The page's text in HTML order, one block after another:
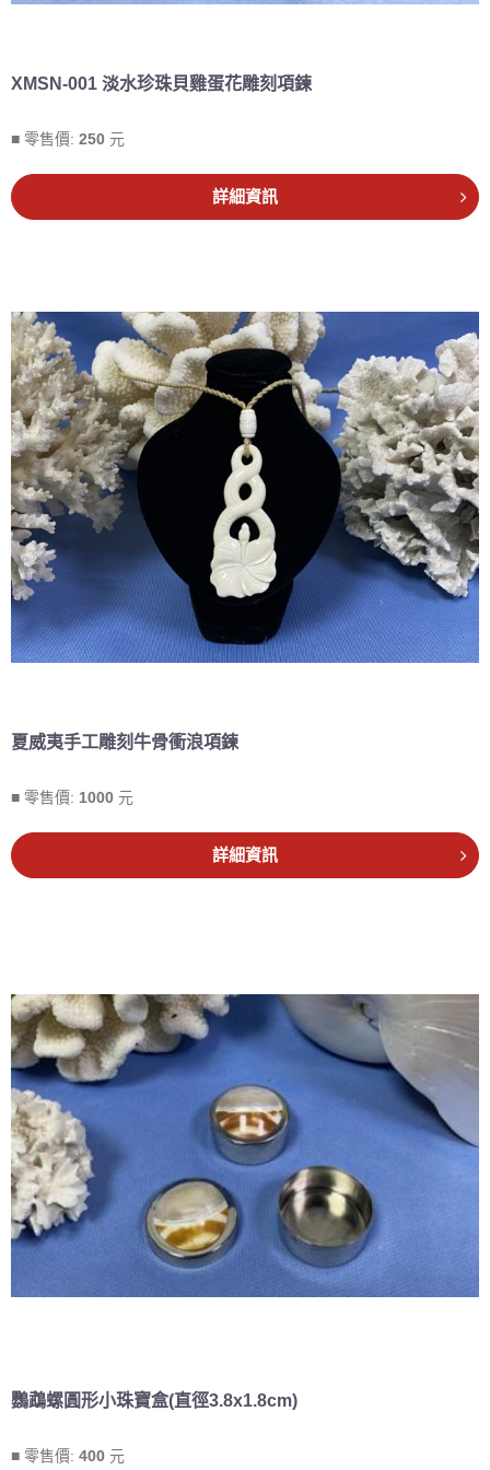
XMSN-001 淡水珍珠貝雞蛋花雕刻項鍊
■ 零售價: 250 元
詳細資訊
夏威夷手工雕刻牛骨衝浪項鍊
■ 零售價: 1000 元
詳細資訊
鸚鵡螺圓形小珠寶盒(直徑3.8x1.8cm)
■ 零售價: 400 元